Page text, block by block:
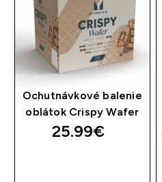
Ochutnávkové balenie
oblátok Crispy Wafer
25.99€‎